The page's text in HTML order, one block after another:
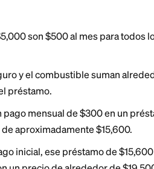
cómodamente.
como laregla 50/30/20,
a Paso
ganas $60,000 al año, lo